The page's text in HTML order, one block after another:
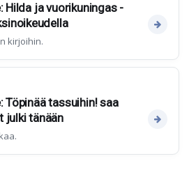
Hilda ja vuorikuningas -
kirjoihin.
Töpinää tassuihin! saa
julki tänään